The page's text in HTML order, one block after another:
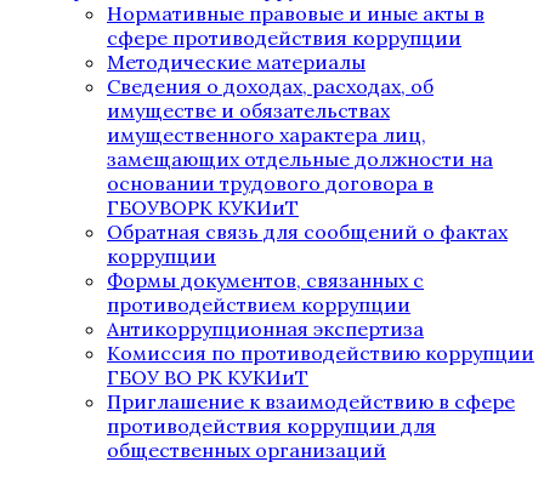
Нормативные правовые и иные акты в
сфере противодействия коррупции
Методические материалы
Сведения о доходах, расходах, об
имуществе и обязательствах
имущественного характера лиц,
замещающих отдельные должности на
основании трудового договора в
ГБОУВОРК КУКИиТ
Обратная связь для сообщений о фактах
коррупции
Формы документов, связанных с
противодействием коррупции
Антикоррупционная экспертиза
Комиссия по противодействию коррупции
ГБОУ ВО РК КУКИиТ
Приглашение к взаимодействию в сфере
противодействия коррупции для
общественных организаций